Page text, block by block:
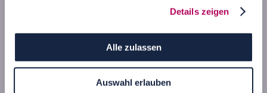
Details zeigen
Alle zulassen
Auswahl erlauben